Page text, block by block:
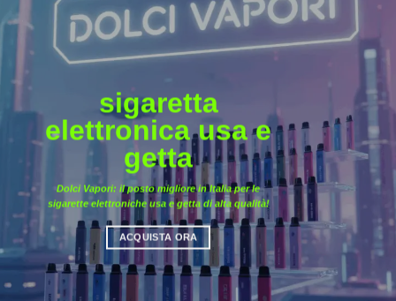
sigaretta
elettronica usa e
getta
Dolci Vapori: il posto migliore in Italia per le
sigarette elettroniche usa e getta di alta qualità!
ACQUISTA ORA